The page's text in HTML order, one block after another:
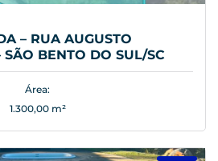
– RUA AUGUSTO
BENTO DO SUL/SC
Área:
1.300,00 m²